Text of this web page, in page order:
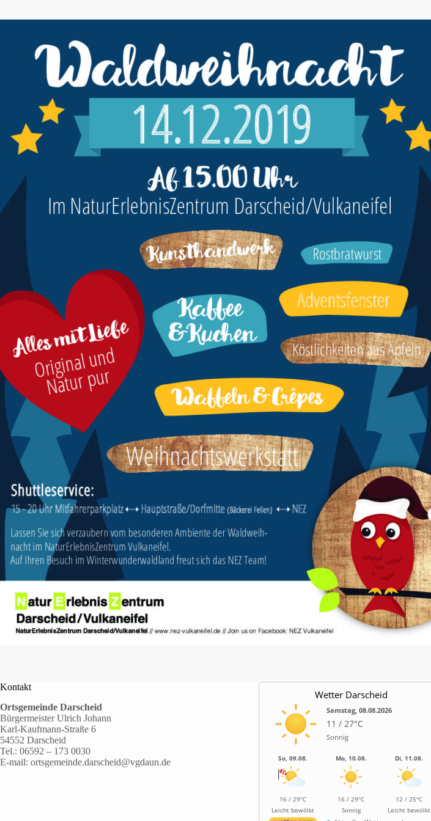
Kontakt
Ortsgemeinde Darscheid
Bürgermeister Ulrich Johann
Karl-Kaufmann-Straße 6
54552 Darscheid
Tel.: 06592 – 173 0030
E-mail: ortsgemeinde.darscheid@vgdaun.de
Wetter Darscheid
Samstag, 08.08.2026
11 / 27°C
Sonnig
So, 09.08.
16 / 29°C
Leicht bewölkt
Mo, 10.08.
16 / 29°C
Sonnig
Di, 11.08.
12 / 25°C
Leicht bewölkt